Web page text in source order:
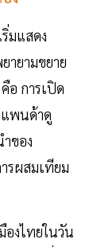
มแสดง
ายามขยาย
อ การเปิด
พนด้าดู
ของ
รผสมเทียม
งไทยในวัน